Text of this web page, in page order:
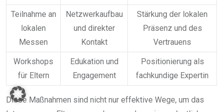
Teilnahme an
lokalen
Messen
Netzwerkaufbau
und direkter
Kontakt
Stärkung der lokalen
Präsenz und des
Vertrauens
Workshops
für Eltern
Edukation und
Engagement
Positionierung als
fachkundige Expertin
Diese Maßnahmen sind nicht nur effektive Wege, um das